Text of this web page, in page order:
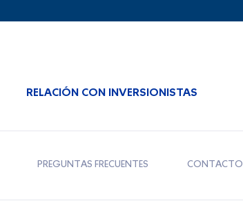
RELACIÓN CON INVERSIONISTAS
PREGUNTAS FRECUENTES CONTACTO